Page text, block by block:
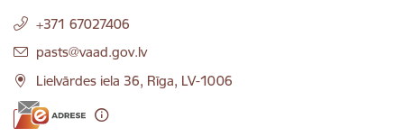
+371 67027406
E-pasts:
pasts@vaad.gov.lv
Lielvārdes iela 36, Rīga, LV-1006